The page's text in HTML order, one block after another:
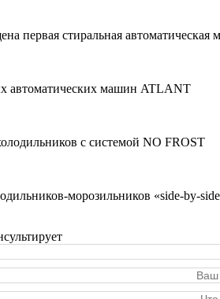
первая стиральная
автоматических машин ATLANT
с системой NO FROST
морозильников «side-by-